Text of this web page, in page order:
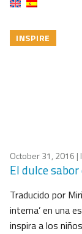
INSPIRE
October 31, 2016 |
El dulce
Traducido por
interna’ en una
inspira a los